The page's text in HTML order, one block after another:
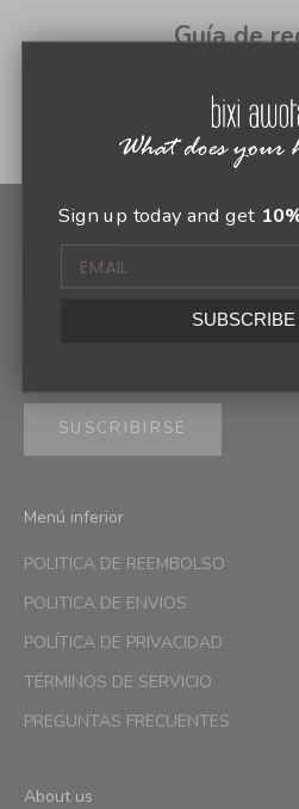
Guía de
VOLVER A
Newsletter
Sign up to our newsletter to
SUSCRIBIRSE
Menú inferior
POLITICA DE REEMBOLSO
POLITICA DE ENVIOS
POLÍTICA DE PRIVACIDAD
TÉRMINOS DE SERVICIO
PREGUNTAS FRECUENTES
About us
Sign up today and get
SUBSCRIBE